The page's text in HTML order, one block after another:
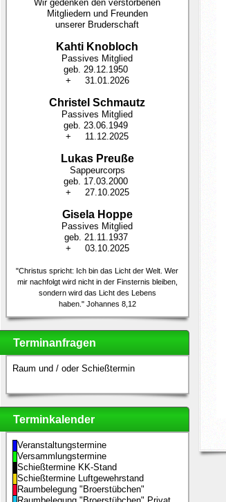
Wir gedenken den verstorbenen
Mitgliedern und Freunden
unserer Bruderschaft
Kahti Knobloch
Passives Mitglied
geb. 29.12.1950
+ 31.01.2026
Christel Schmautz
Passives Mitglied
geb. 23.06.1949
+ 11.12.2025
Lukas Preuße
Sappeurcorps
geb. 17.03.2000
+ 27.10.2025
Gisela Hoppe
Passives Mitglied
geb. 21.11.1937
+ 03.10.2025
"Christus spricht: Ich bin das Licht der Welt. Wer
mir nachfolgt wird nicht in der Finsternis bleiben,
sondern wird das Licht des Lebens
haben." Johannes 8,12
Terminanfragen
Raum und / oder Schießtermin
Terminkalender
Veranstaltungstermine
Versammlungstermine
Schießtermine KK-Stand
Schießtermine Luftgewehrstand
Raumbelegung "Broerstübchen"